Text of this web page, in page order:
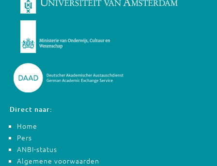
Direct naar:
Home
Pers
ANBI-status
Algemene voorwaarden